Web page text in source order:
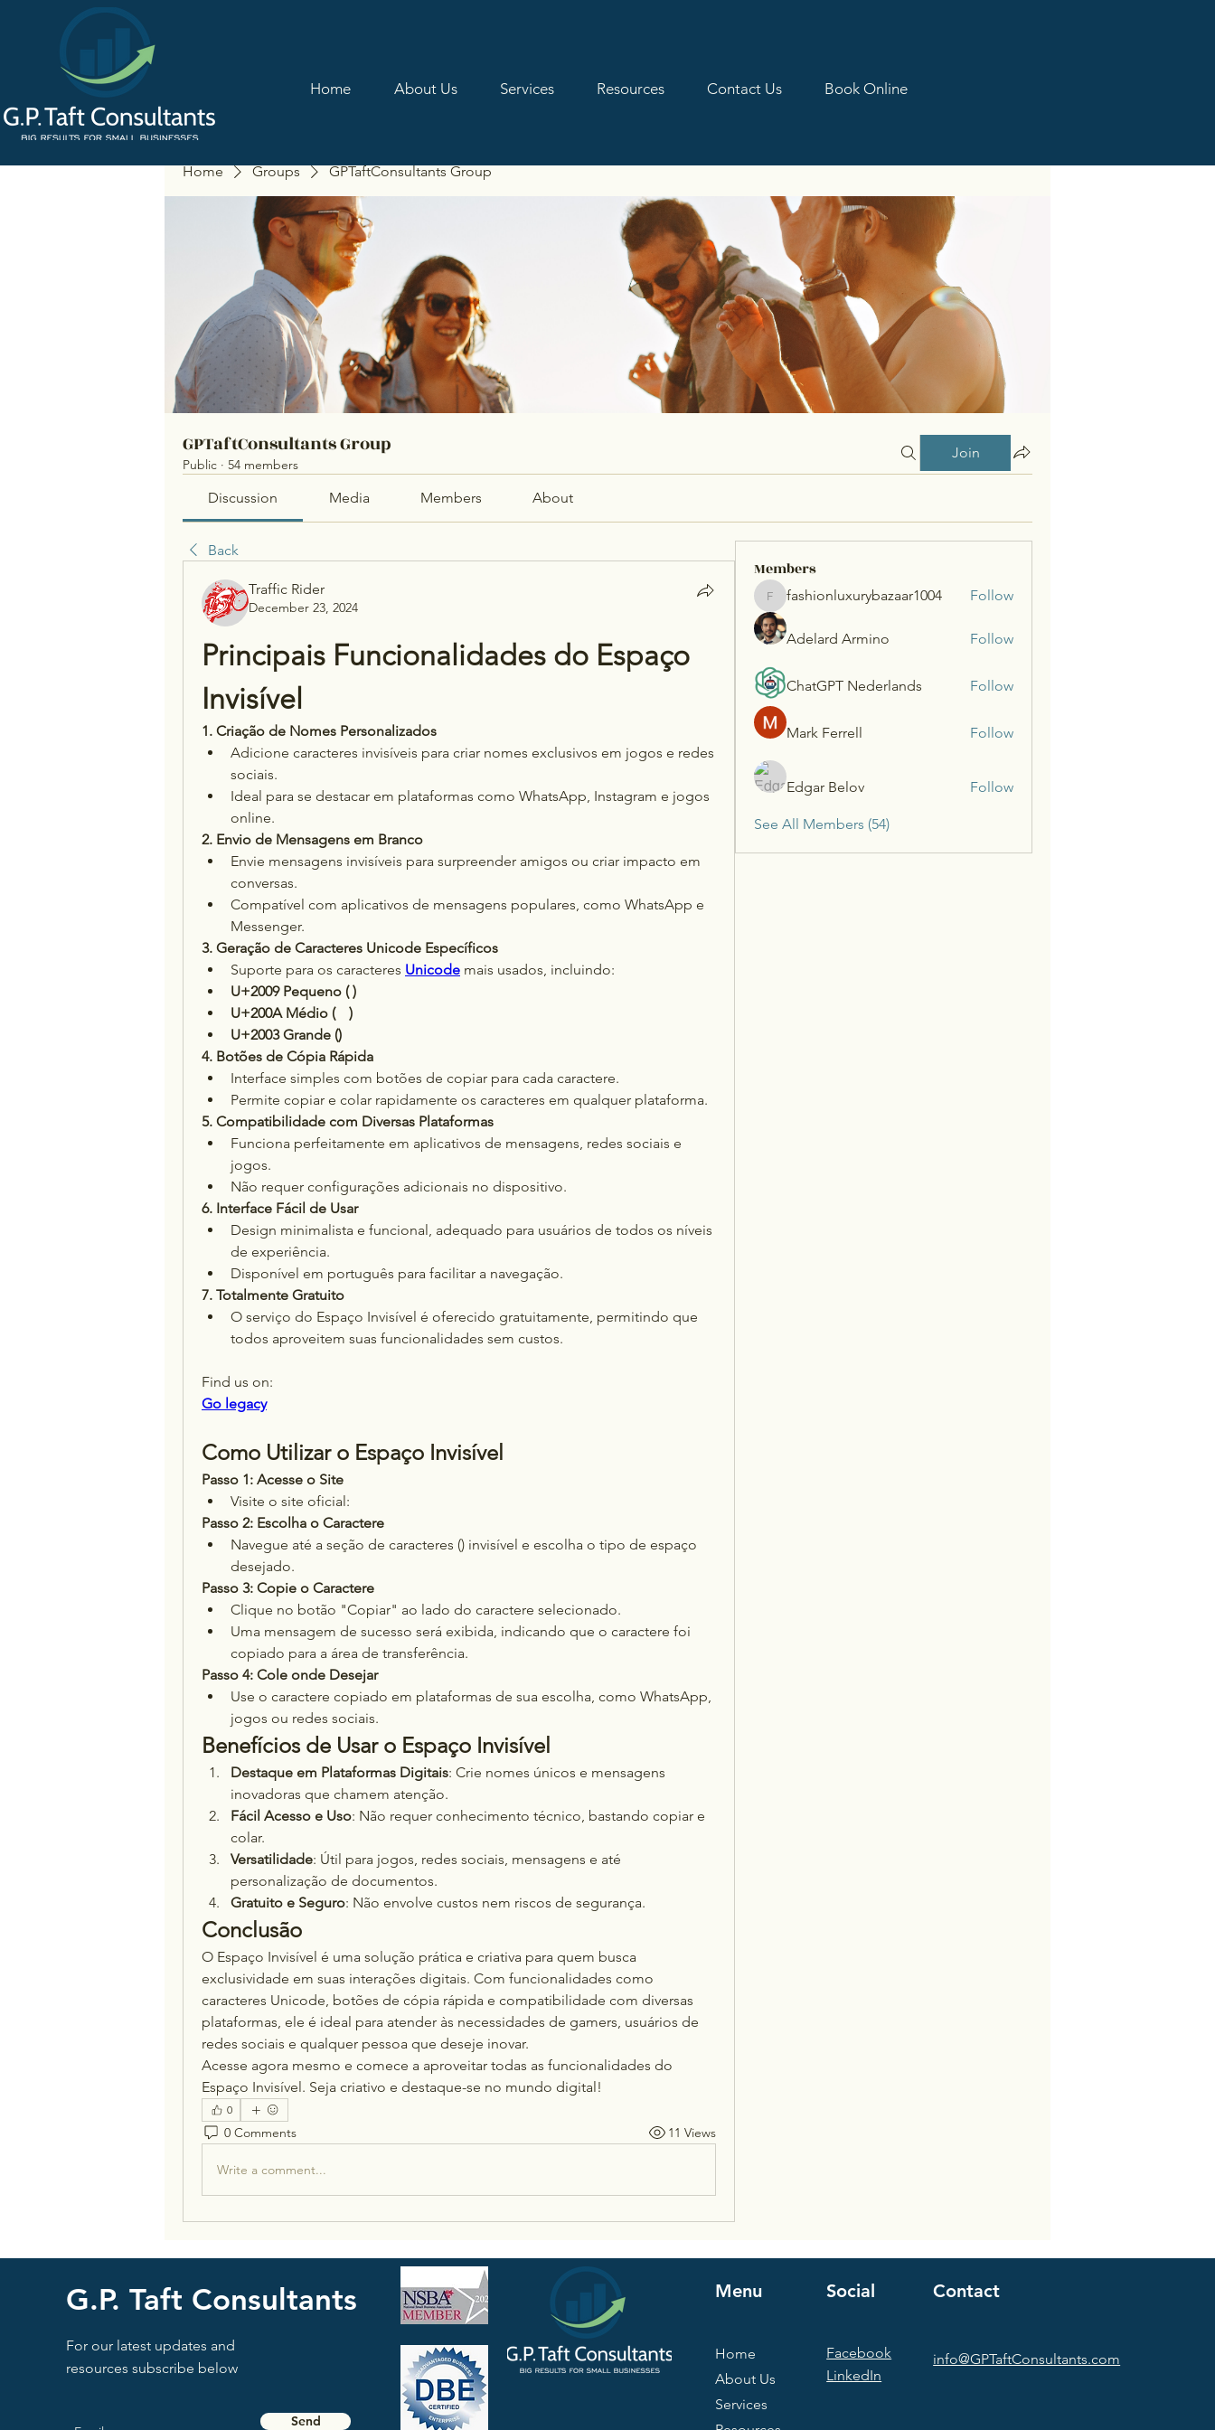
Home About Us Services Resources Contact Us Book Online
Home Groups GPTaftConsultants Group
GPTaftConsultants Group
Public · 54 members
Join
Discussion Media Members About
Back
Traffic Rider
December 23, 2024
Principais Funcionalidades do Espaço
Invisível
1. Criação de Nomes Personalizados
Adicione caracteres invisíveis para criar nomes exclusivos em jogos e redes
sociais.
Ideal para se destacar em plataformas como WhatsApp, Instagram e jogos
online.
2. Envio de Mensagens em Branco
Envie mensagens invisíveis para surpreender amigos ou criar impacto em
conversas.
Compatível com aplicativos de mensagens populares, como WhatsApp e
Messenger.
3. Geração de Caracteres Unicode Específicos
Suporte para os caracteres Unicode mais usados, incluindo:
U+2009 Pequeno ( )
U+200A Médio (ﾠ)
U+2003 Grande (ㅤ)
4. Botões de Cópia Rápida
Interface simples com botões de copiar para cada caractere.
Permite copiar e colar rapidamente os caracteres em qualquer plataforma.
5. Compatibilidade com Diversas Plataformas
Funciona perfeitamente em aplicativos de mensagens, redes sociais e
jogos.
Não requer configurações adicionais no dispositivo.
6. Interface Fácil de Usar
Design minimalista e funcional, adequado para usuários de todos os níveis
de experiência.
Disponível em português para facilitar a navegação.
7. Totalmente Gratuito
O serviço do Espaço Invisível é oferecido gratuitamente, permitindo que
todos aproveitem suas funcionalidades sem custos.
Find us on:
Go legacy
Como Utilizar o Espaço Invisível
Passo 1: Acesse o Site
Visite o site oficial:
Passo 2: Escolha o Caractere
Navegue até a seção de caracteres () invisível e escolha o tipo de espaço
desejado.
Passo 3: Copie o Caractere
Clique no botão "Copiar" ao lado do caractere selecionado.
Uma mensagem de sucesso será exibida, indicando que o caractere foi
copiado para a área de transferência.
Passo 4: Cole onde Desejar
Use o caractere copiado em plataformas de sua escolha, como WhatsApp,
jogos ou redes sociais.
Benefícios de Usar o Espaço Invisível
Destaque em Plataformas Digitais: Crie nomes únicos e mensagens
inovadoras que chamem atenção.
Fácil Acesso e Uso: Não requer conhecimento técnico, bastando copiar e
colar.
Versatilidade: Útil para jogos, redes sociais, mensagens e até
personalização de documentos.
Gratuito e Seguro: Não envolve custos nem riscos de segurança.
Conclusão
O Espaço Invisível é uma solução prática e criativa para quem busca
exclusividade em suas interações digitais. Com funcionalidades como
caracteres Unicode, botões de cópia rápida e compatibilidade com diversas
plataformas, ele é ideal para atender às necessidades de gamers, usuários de
redes sociais e qualquer pessoa que deseje inovar.
Acesse agora mesmo e comece a aproveitar todas as funcionalidades do
Espaço Invisível. Seja criativo e destaque-se no mundo digital!
0
0 Comments 11 Views
Write a comment...
Members
fashionluxurybazaar1004
fashionluxurybazaar1004 Follow
Adelard Armino Follow
ChatGPT Nederlands Follow
Mark Ferrell Follow
Edgar Belov Follow
See All Members (54)
G.P. Taft Consultants
For our latest updates and
resources subscribe below
Send
Menu Social Contact
Home
About Us
Services
Facebook
LinkedIn
info@GPTaftConsultants.com